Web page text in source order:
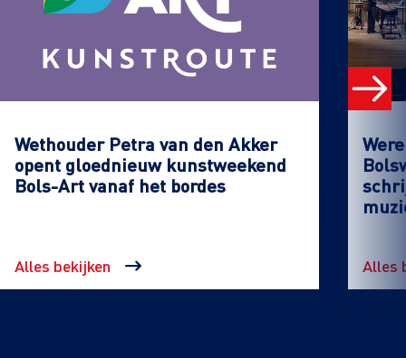
Wethouder Petra van den Akker
opent gloednieuw kunstweekend
Bols-Art vanaf het bordes
Alles bekijken Alles